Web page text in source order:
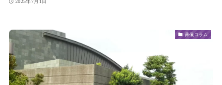
2025年7月1日
葬儀コラム